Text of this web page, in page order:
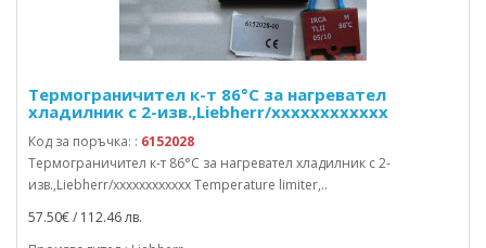
Термограничител к-т 86°C за нагревател
хладилник с 2-изв.,Liebherr/xxxxxxxxxxxx
Код за поръчка: : 6152028
Термограничител к-т 86°C за нагревател хладилник с 2-
изв.,Liebherr/xxxxxxxxxxxx Temperature limiter,..
57.50€ / 112.46 лв.